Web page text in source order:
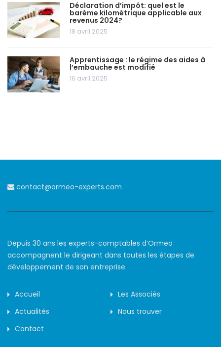
Déclaration d’impôt: quel est le
barème kilométrique applicable aux
revenus 2024?
18 avril 2025
Apprentissage : le régime des aides à
l’embauche est modifié
16 avril 2025
contact@ormeo-experts.com
Depuis 30 ans les experts-comptables d’Ormeo
accompagnent le dirigeant dans toutes les étapes de
développement de son entreprise.
Accueil
Les Associés
Actualités
Nous trouver
Contact